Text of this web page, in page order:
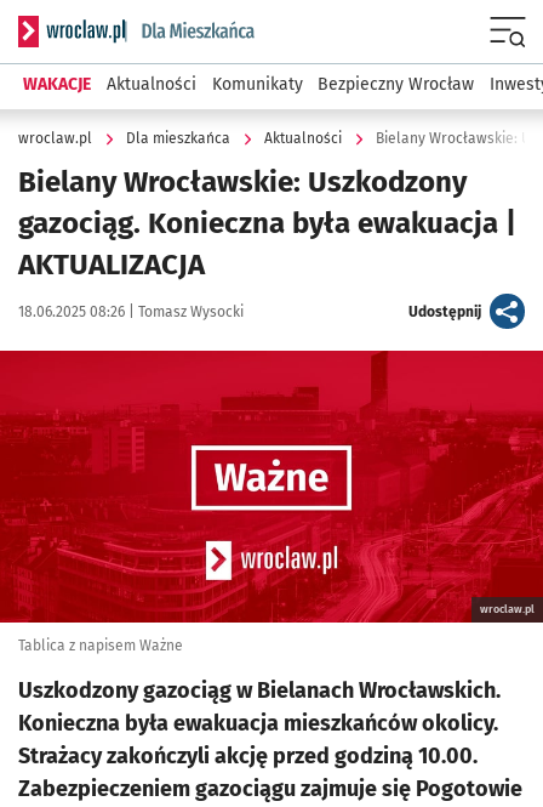
Serwis informacyjny wroclaw.pl podserwis: Dla mieszkańca
WAKACJE Aktualności Komunikaty Bezpieczny Wrocław
wroclaw.pl Dla mieszkańca Aktualności Bielany Wrocławskie:
Bielany Wrocławskie: Uszkodzony
gazociąg. Konieczna była ewakuacja |
AKTUALIZACJA
Data publikacji:
18.06.2025 08:26 | Autor:
Tomasz Wysocki Udostępnijartykuł
wroclaw.pl
Tablica z napisem Ważne
Uszkodzony gazociąg w Bielanach Wrocławskich.
Konieczna była ewakuacja mieszkańców okolicy.
Strażacy zakończyli akcję przed godziną 10.00.
Zabezpieczeniem gazociągu zajmuje się Pogotowie